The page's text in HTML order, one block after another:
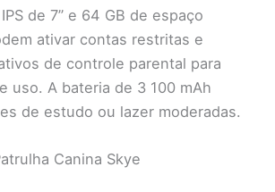
de 7” e 64 GB de espaço
ativar contas restritas e
de controle parental para
uso. A bateria de 3 100 mAh
de estudo ou lazer moderadas.
Canina Skye